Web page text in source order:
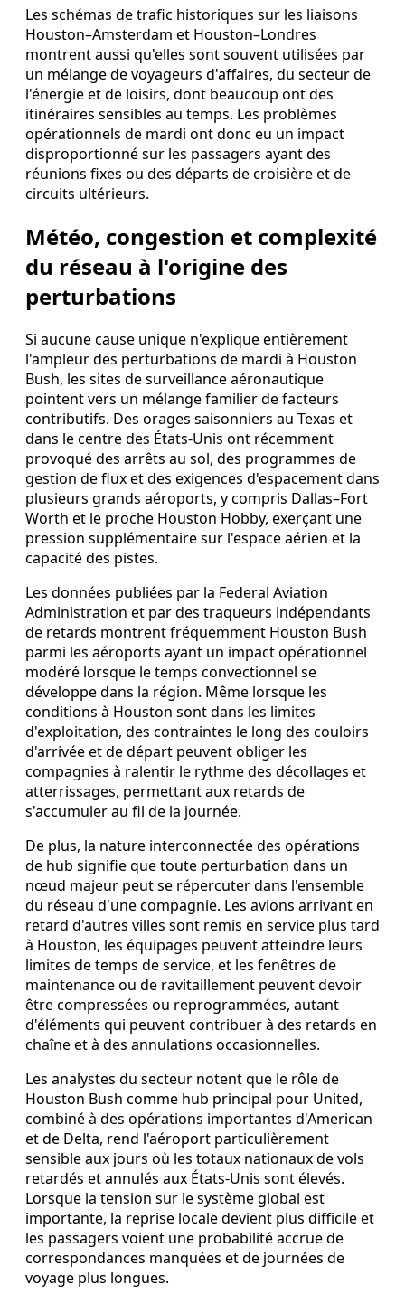
Les schémas de trafic historiques sur les liaisons
Houston–Amsterdam et Houston–Londres
montrent aussi qu'elles sont souvent utilisées par
un mélange de voyageurs d'affaires, du secteur de
l'énergie et de loisirs, dont beaucoup ont des
itinéraires sensibles au temps. Les problèmes
opérationnels de mardi ont donc eu un impact
disproportionné sur les passagers ayant des
réunions fixes ou des départs de croisière et de
circuits ultérieurs.
Météo, congestion et complexité
du réseau à l'origine des
perturbations
Si aucune cause unique n'explique entièrement
l'ampleur des perturbations de mardi à Houston
Bush, les sites de surveillance aéronautique
pointent vers un mélange familier de facteurs
contributifs. Des orages saisonniers au Texas et
dans le centre des États-Unis ont récemment
provoqué des arrêts au sol, des programmes de
gestion de flux et des exigences d'espacement dans
plusieurs grands aéroports, y compris Dallas–Fort
Worth et le proche Houston Hobby, exerçant une
pression supplémentaire sur l'espace aérien et la
capacité des pistes.
Les données publiées par la Federal Aviation
Administration et par des traqueurs indépendants
de retards montrent fréquemment Houston Bush
parmi les aéroports ayant un impact opérationnel
modéré lorsque le temps convectionnel se
développe dans la région. Même lorsque les
conditions à Houston sont dans les limites
d'exploitation, des contraintes le long des couloirs
d'arrivée et de départ peuvent obliger les
compagnies à ralentir le rythme des décollages et
atterrissages, permettant aux retards de
s'accumuler au fil de la journée.
De plus, la nature interconnectée des opérations
de hub signifie que toute perturbation dans un
nœud majeur peut se répercuter dans l'ensemble
du réseau d'une compagnie. Les avions arrivant en
retard d'autres villes sont remis en service plus tard
à Houston, les équipages peuvent atteindre leurs
limites de temps de service, et les fenêtres de
maintenance ou de ravitaillement peuvent devoir
être compressées ou reprogrammées, autant
d'éléments qui peuvent contribuer à des retards en
chaîne et à des annulations occasionnelles.
Les analystes du secteur notent que le rôle de
Houston Bush comme hub principal pour United,
combiné à des opérations importantes d'American
et de Delta, rend l'aéroport particulièrement
sensible aux jours où les totaux nationaux de vols
retardés et annulés aux États-Unis sont élevés.
Lorsque la tension sur le système global est
importante, la reprise locale devient plus difficile et
les passagers voient une probabilité accrue de
correspondances manquées et de journées de
voyage plus longues.